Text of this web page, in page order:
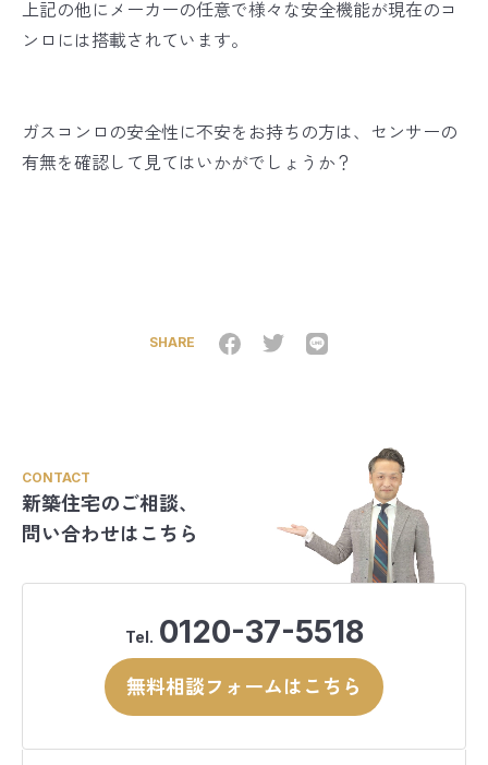
上記の他にメーカーの任意で様々な安全機能が現在のコ
ンロには搭載されています。
ガスコンロの安全性に不安をお持ちの方は、センサーの
有無を確認して見てはいかがでしょうか？
SHARE
CONTACT
新築住宅のご相談、
問い合わせはこちら
Tel. 0120-37-5518
無料相談フォームはこちら